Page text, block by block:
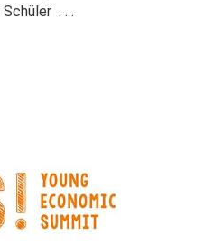
Schüler. . .